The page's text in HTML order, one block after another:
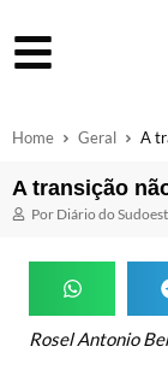
Home Geral A
A transição
Por Diário do
Rosel Antonio